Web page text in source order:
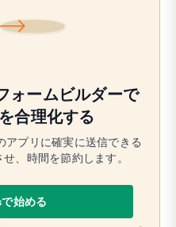
ームビルダーで
合理化する
アプリに確実に送信できる
、時間を節約します。
始める